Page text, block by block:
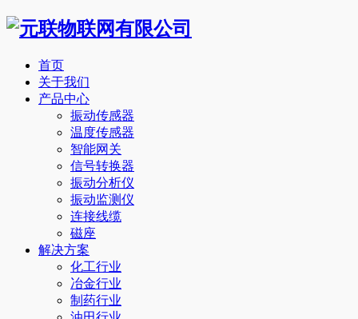
首页
关于我们
产品中心
振动传感器
温度传感器
智能网关
信号转换器
振动分析仪
振动监测仪
连接线缆
磁座
解决方案
化工行业
冶金行业
制药行业